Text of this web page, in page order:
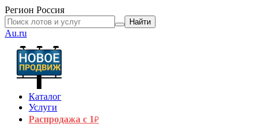
Регион Россия
Найти
Au.ru
Каталог
Услуги
Распродажа с 1₽